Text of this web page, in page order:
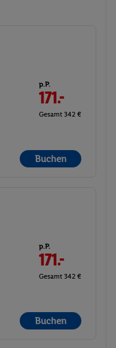
p.P.
171.-
Gesamt 342 €
Buchen
p.P.
171.-
Gesamt 342 €
Buchen